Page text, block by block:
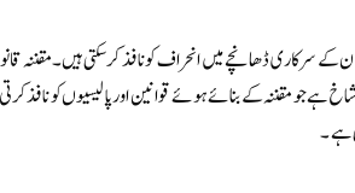
کے سرکاری ڈھانچے میں انحراف کو نافذ کر سکتی ہیں۔ مقننہ
ہے جو مقننہ کے بنائے ہوئے قوانین اور پالیسیوں کو نافذ
ہے۔